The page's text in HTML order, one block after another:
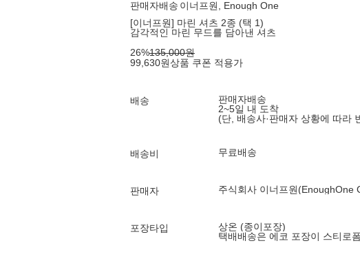
판매자배송 이너프원, Enough One
[이너프원] 마린 셔츠 2종 (택 1)
감각적인 마린 무드를 담아낸 셔츠
26%135,000원
99,630원상품 쿠폰 적용가
배송
판매자배송
2~5일 내 도착
(단, 배송사·판매자 상황에 따라
배송비 무료배송
판매자 주식회사 이너프원(EnoughOne
포장타입
상온 (종이포장)
택배배송은 에코 포장이 스티로